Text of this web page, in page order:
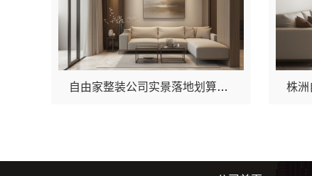
自由家整装公司实景落地划算吗？湖南自由家装饰全案装修深度解析